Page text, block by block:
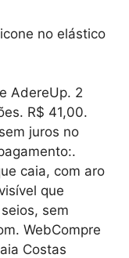
AdereUp. 2
R$ 41,00.
juros no
caia, com aro
que
sem
WebCompre
Costas